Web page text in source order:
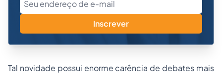
Inscrever
Tal novidade possui enorme carência de debates mais